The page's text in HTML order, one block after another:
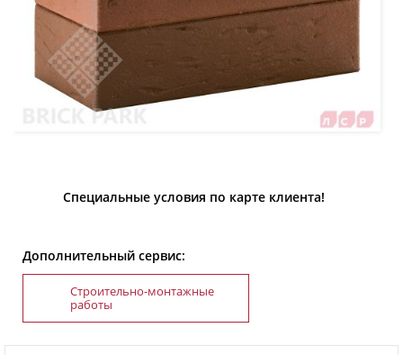
Специальные условия по карте клиента!
Дополнительный сервис:
Строительно-монтажные
работы